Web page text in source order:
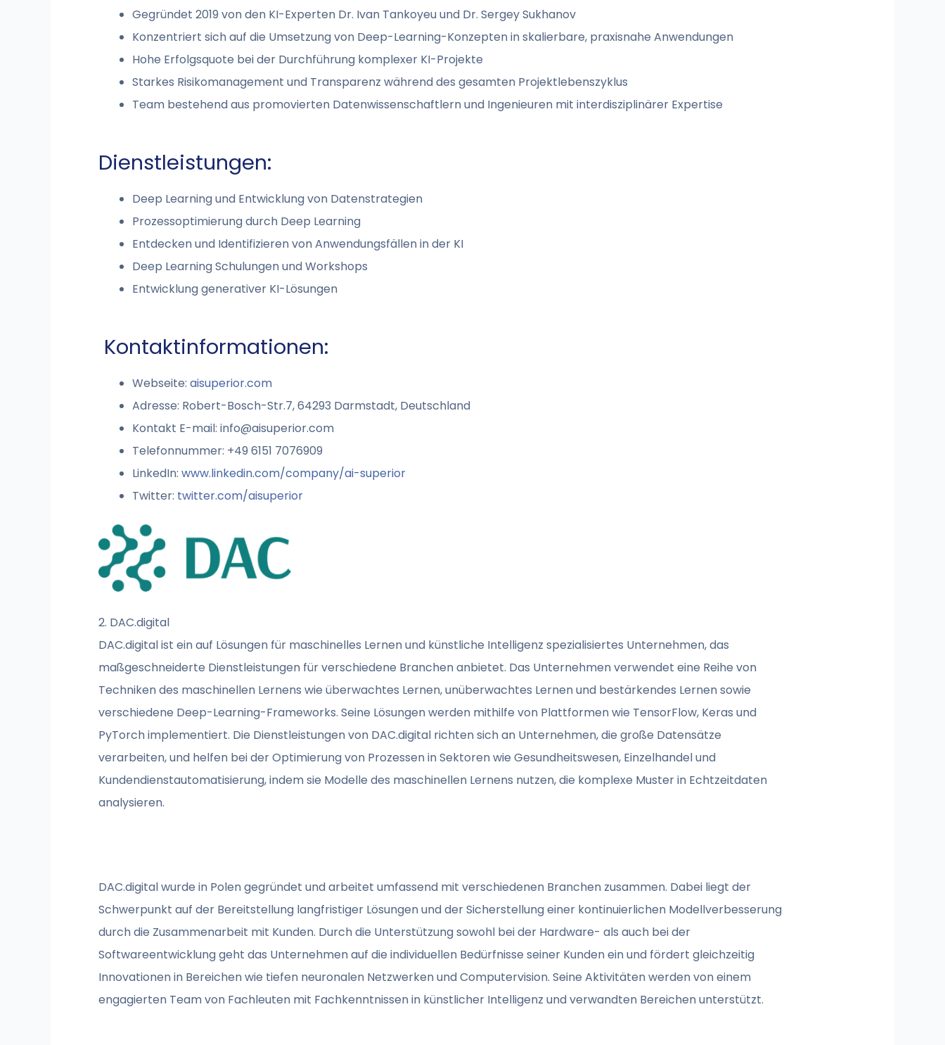
Gegründet 2019 von den KI-Experten Dr. Ivan Tankoyeu und Dr. Sergey Sukhanov
Konzentriert sich auf die Umsetzung von Deep-Learning-Konzepten in skalierbare, praxisnahe Anwendungen
Hohe Erfolgsquote bei der Durchführung komplexer KI-Projekte
Starkes Risikomanagement und Transparenz während des gesamten Projektlebenszyklus
Team bestehend aus promovierten Datenwissenschaftlern und Ingenieuren mit interdisziplinärer Expertise
Dienstleistungen:
Deep Learning und Entwicklung von Datenstrategien
Prozessoptimierung durch Deep Learning
Entdecken und Identifizieren von Anwendungsfällen in der KI
Deep Learning Schulungen und Workshops
Entwicklung generativer KI-Lösungen
Kontaktinformationen:
Webseite: aisuperior.com
Adresse: Robert-Bosch-Str.7, 64293 Darmstadt, Deutschland
Kontakt E-mail: info@aisuperior.com
Telefonnummer: +49 6151 7076909
LinkedIn: www.linkedin.com/company/ai-superior
Twitter: twitter.com/aisuperior
2. DAC.digital
DAC.digital ist ein auf Lösungen für maschinelles Lernen und künstliche Intelligenz spezialisiertes Unternehmen, das
maßgeschneiderte Dienstleistungen für verschiedene Branchen anbietet. Das Unternehmen verwendet eine Reihe von
Techniken des maschinellen Lernens wie überwachtes Lernen, unüberwachtes Lernen und bestärkendes Lernen sowie
verschiedene Deep-Learning-Frameworks. Seine Lösungen werden mithilfe von Plattformen wie TensorFlow, Keras und
PyTorch implementiert. Die Dienstleistungen von DAC.digital richten sich an Unternehmen, die große Datensätze
verarbeiten, und helfen bei der Optimierung von Prozessen in Sektoren wie Gesundheitswesen, Einzelhandel und
Kundendienstautomatisierung, indem sie Modelle des maschinellen Lernens nutzen, die komplexe Muster in Echtzeitdaten
analysieren.
DAC.digital wurde in Polen gegründet und arbeitet umfassend mit verschiedenen Branchen zusammen. Dabei liegt der
Schwerpunkt auf der Bereitstellung langfristiger Lösungen und der Sicherstellung einer kontinuierlichen Modellverbesserung
durch die Zusammenarbeit mit Kunden. Durch die Unterstützung sowohl bei der Hardware- als auch bei der
Softwareentwicklung geht das Unternehmen auf die individuellen Bedürfnisse seiner Kunden ein und fördert gleichzeitig
Innovationen in Bereichen wie tiefen neuronalen Netzwerken und Computervision. Seine Aktivitäten werden von einem
engagierten Team von Fachleuten mit Fachkenntnissen in künstlicher Intelligenz und verwandten Bereichen unterstützt.